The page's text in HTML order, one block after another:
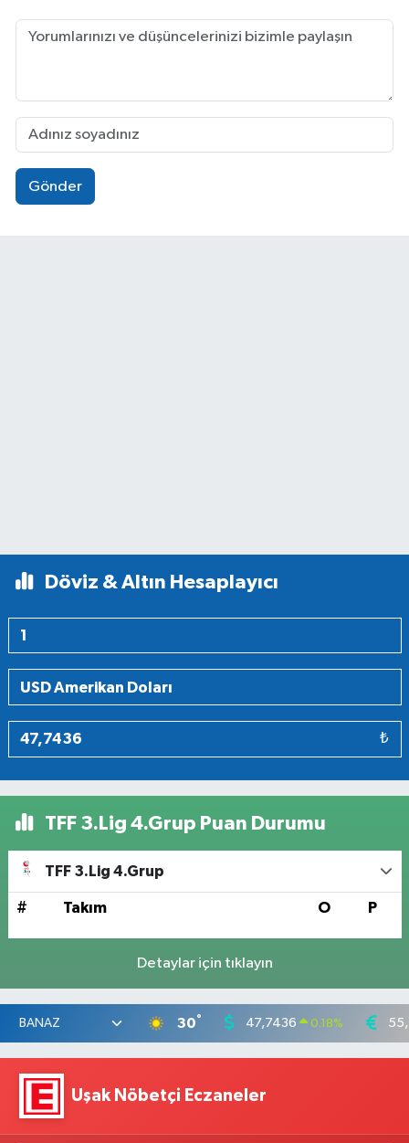
Gönder
Döviz & Altın Hesaplayıcı
₺
TFF 3.Lig 4.Grup Puan Durumu
TFF 3.Lig 4.Grup
# Takım O P
Detaylar için tıklayın
30° 47,7436 0.18%
Uşak Nöbetçi Eczaneler